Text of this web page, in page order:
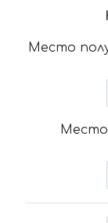
Место
Место